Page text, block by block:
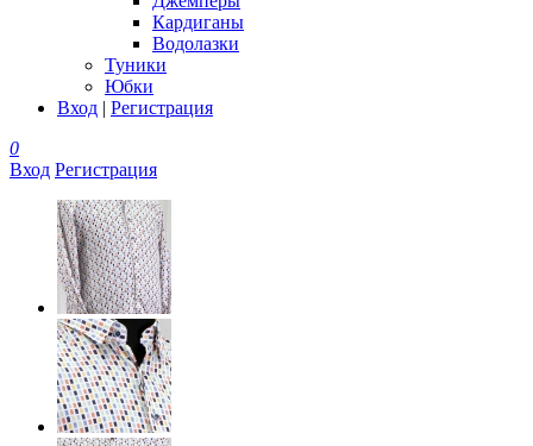
Кардиганы
Водолазки
Туники
Юбки
Вход | Регистрация
0
Вход Регистрация